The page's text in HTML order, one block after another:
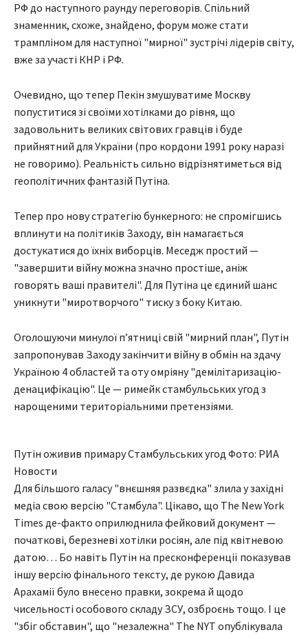
РФ до наступного раунду переговорів. Спільний
знаменник, схоже, знайдено, форум може стати
трампліном для наступної "мирної" зустрічі лідерів світу,
вже за участі КНР і РФ.
Очевидно, що тепер Пекін змушуватиме Москву
попуститися зі своїми хотілками до рівня, що
задовольнить великих світових гравців і буде
прийнятний для України (про кордони 1991 року наразі
не говоримо). Реальність сильно відрізнятиметься від
геополітичних фантазій Путіна.
Тепер про нову стратегію бункерного: не спромігшись
вплинути на політиків Заходу, він намагається
достукатися до їхніх виборців. Меседж простий —
"завершити війну можна значно простіше, аніж
говорять ваші правителі". Для Путіна це єдиний шанс
уникнути "миротворчого" тиску з боку Китаю.
Оголошуючи минулої пʼятниці свій "мирний план", Путін
запропонував Заходу закінчити війну в обмін на здачу
Україною 4 областей та оту омріяну "демілітаризацію-
денацифікацію". Це — римейк стамбульських угод з
нарощеними територіальними претензіями.
Путін оживив примару Стамбульських угод Фото: РИА
Новости
Для більшого галасу "внєшняя развєдка" злила у західні
медіа свою версію "Стамбула". Цікаво, що The New York
Times де-факто оприлюднила фейковий документ —
початкові, березневі хотілки росіян, але під квітневою
датою… Бо навіть Путін на пресконференції показував
іншу версію фінального тексту, де рукою Давида
Арахамії було внесено правки, зокрема й щодо
чисельності особового складу ЗСУ, озброєнь тощо. І це
"збіг обставин", що "незалежна" The NYT опублікувала